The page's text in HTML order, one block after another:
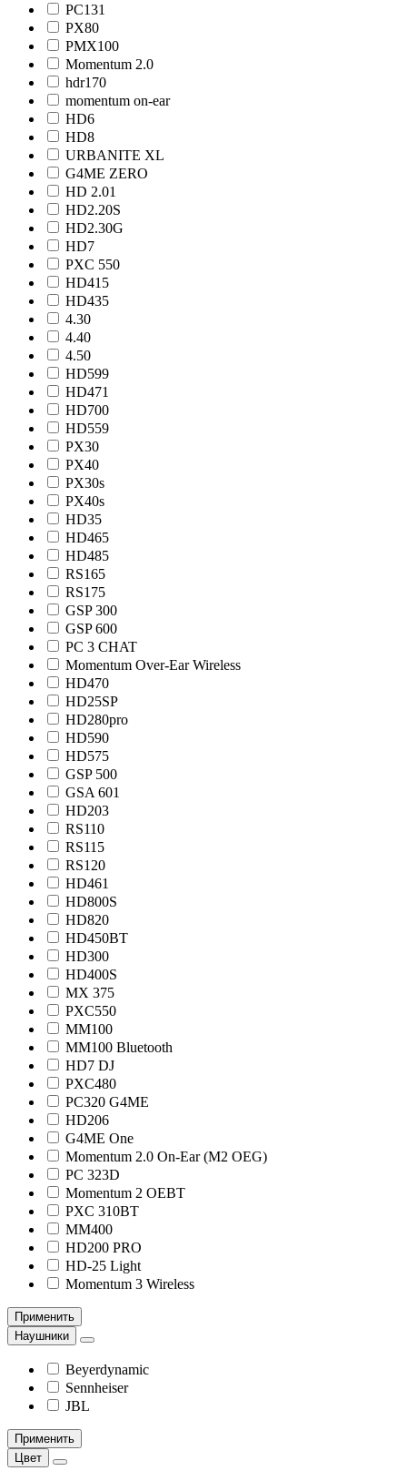
PC131
PX80
PMX100
Momentum 2.0
hdr170
momentum on-ear
HD6
HD8
URBANITE XL
G4ME ZERO
HD 2.01
HD2.20S
HD2.30G
HD7
PXC 550
HD415
HD435
4.30
4.40
4.50
HD599
HD471
HD700
HD559
PX30
PX40
PX30s
PX40s
HD35
HD465
HD485
RS165
RS175
GSP 300
GSP 600
PC 3 CHAT
Momentum Over-Ear Wireless
HD470
HD25SP
HD280pro
HD590
HD575
GSP 500
GSA 601
HD203
RS110
RS115
RS120
HD461
HD800S
HD820
HD450BT
HD300
HD400S
MX 375
PXC550
MM100
MM100 Bluetooth
HD7 DJ
PXC480
PC320 G4ME
HD206
G4ME One
Momentum 2.0 On-Ear (M2 OEG)
PC 323D
Momentum 2 OEBT
PXC 310BT
MM400
HD200 PRO
HD-25 Light
Momentum 3 Wireless
Применить
Наушники
Beyerdynamic
Sennheiser
JBL
Применить
Цвет